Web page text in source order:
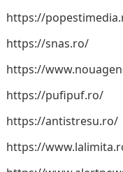
https://
https://snas.ro/
https://
https://pufipuf.ro/
https://antistresu.ro/
https://